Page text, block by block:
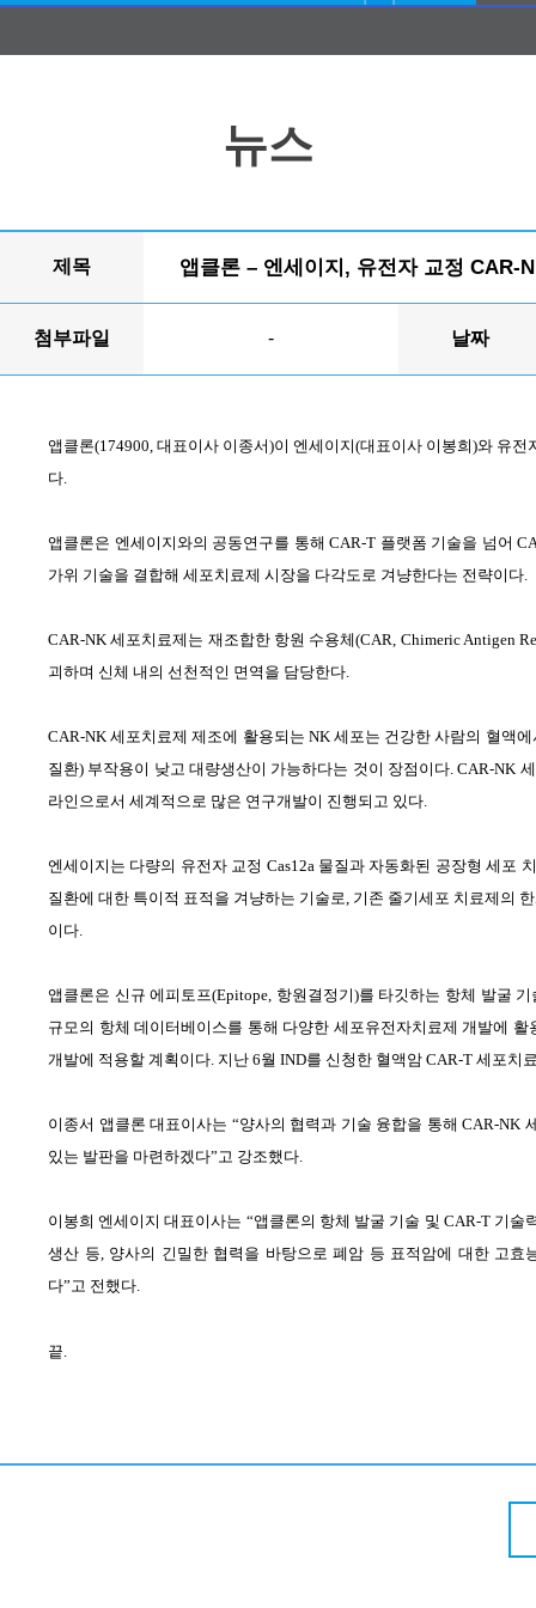
뉴스
제목 앱클론 – 엔세이지, 유전자 교정 CAR-
첨부파일 - 날짜
앱클론(174900,대표이사 이종서)이 엔세이지(대표이사 이봉희)와 유전
다.
앱클론은 엔세이지와의 공동연구를 통해CAR-T 플랫폼 기술을 넘어
가위 기술을 결합해 세포치료제 시장을 다각도로 겨냥한다는 전략이다.
CAR-NK세포치료제는 재조합한 항원 수용체(CAR, Chimeric Antigen
괴하며 신체 내의 선천적인 면역을 담당한다.
CAR-NK세포치료제 제조에 활용되는 NK세포는 건강한 사람의 혈액
질환) 부작용이 낮고 대량생산이 가능하다는 것이 장점이다. CAR-NK
라인으로서 세계적으로 많은 연구개발이 진행되고 있다.
엔세이지는 다량의 유전자 교정 Cas12a 물질과 자동화된 공장형 세포
질환에 대한 특이적 표적을 겨냥하는 기술로, 기존 줄기세포 치료제의
이다.
앱클론은 신규 에피토프(Epitope, 항원결정기)를 타깃하는 항체 발굴
규모의 항체 데이터베이스를 통해 다양한 세포유전자치료제 개발에 활
개발에 적용할 계획이다. 지난 6월 IND를 신청한 혈액암 CAR-T 세포치
이종서 앱클론 대표이사는 “양사의 협력과 기술 융합을 통해 CAR-NK
있는 발판을 마련하겠다”고 강조했다.
이봉희 엔세이지 대표이사는 “앱클론의 항체 발굴 기술 및 CAR-T 기술
생산 등, 양사의 긴밀한 협력을 바탕으로 폐암 등 표적암에 대한 고효
다”고 전했다.
끝.